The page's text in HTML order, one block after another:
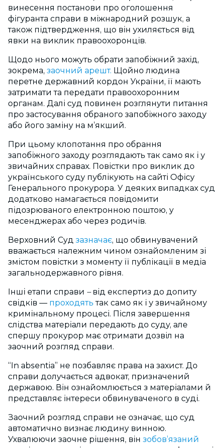
винесення постанови про оголошення
фігуранта справи в міжнародний розшук, а
також підтвердження, що він ухиляється від
явки на виклик правоохоронців.
Щодо нього можуть обрати запобіжний захід,
зокрема, заочний арешт. Щойно людина
перетне державний кордон України, її мають
затримати та передати правоохоронним
органам. Далі суд повинен розглянути питання
про застосування обраного запобіжного заходу
або його заміну на м’якший.
При цьому клопотання про обрання
запобіжного заходу розглядають так само як і у
звичайних справах. Повістки про виклик до
українського суду публікують на сайті Офісу
Генерального прокурора. У деяких випадках суд
додатково намагається повідомити
підозрюваного електронною поштою, у
месенджерах або через родичів.
Верховний Суд зазначає, що обвинувачений
вважається належним чином ознайомленим зі
змістом повістки з моменту її публікації в медіа
загальнодержавного рівня.
Інші етапи справи –від експертиз до допиту
свідків — проходять так само як і у звичайному
кримінальному процесі. Після завершення
слідства матеріали передають до суду, але
спершу прокурор має отримати дозвіл на
заочний розгляд справи.
“In absentia” не позбавляє права на захист. До
справи долучається адвокат, призначений
державою. Він ознайомлюється з матеріалами й
представляє інтереси обвинуваченого в суді.
Заочний розгляд справи не означає, що суд
автоматично визнає людину винною.
Ухвалюючи заочне рішення, він зобов’язаний